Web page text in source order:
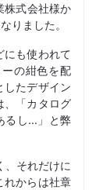
株式会社様か
りました。
にも使われて
の紺色を配
したデザイン
、「カタログ
るし…」と弊
、それだけに
れからは社章